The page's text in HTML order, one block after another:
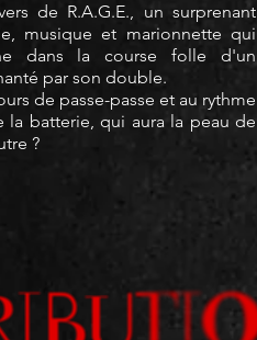
de R.A.G.E., un surprenant
musique et marionnette qui
dans la course folle d'un
par son double.
de passe-passe et au rythme
la batterie, qui aura la peau de
?